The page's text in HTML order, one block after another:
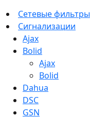
Сетевые фильтры
Сигнализации
Ajax
Bolid
Ajax
Bolid
Dahua
DSC
GSN